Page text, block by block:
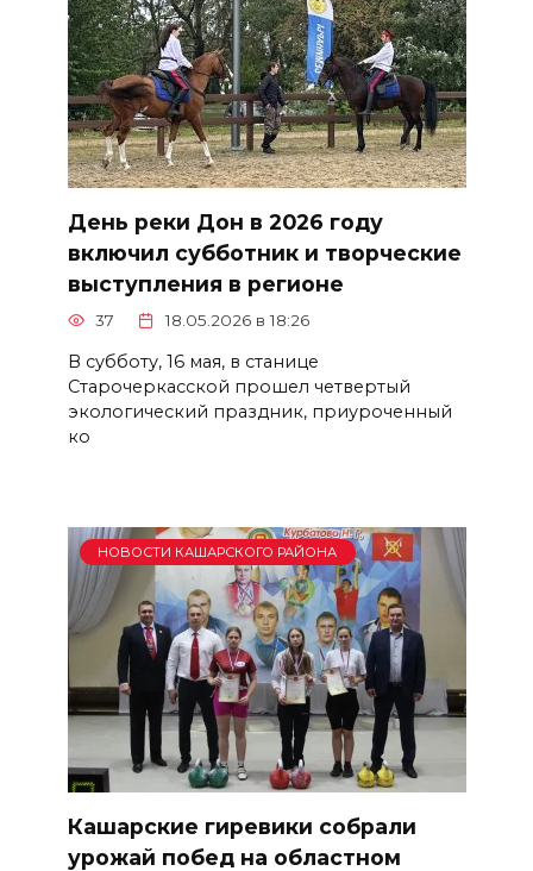
День реки Дон в 2026 году
включил субботник и творческие
выступления в регионе
37 18.05.2026 в 18:26
В субботу, 16 мая, в станице
Старочеркасской прошел четвертый
экологический праздник, приуроченный
ко
НОВОСТИ КАШАРСКОГО РАЙОНА
Кашарские гиревики собрали
урожай побед на областном